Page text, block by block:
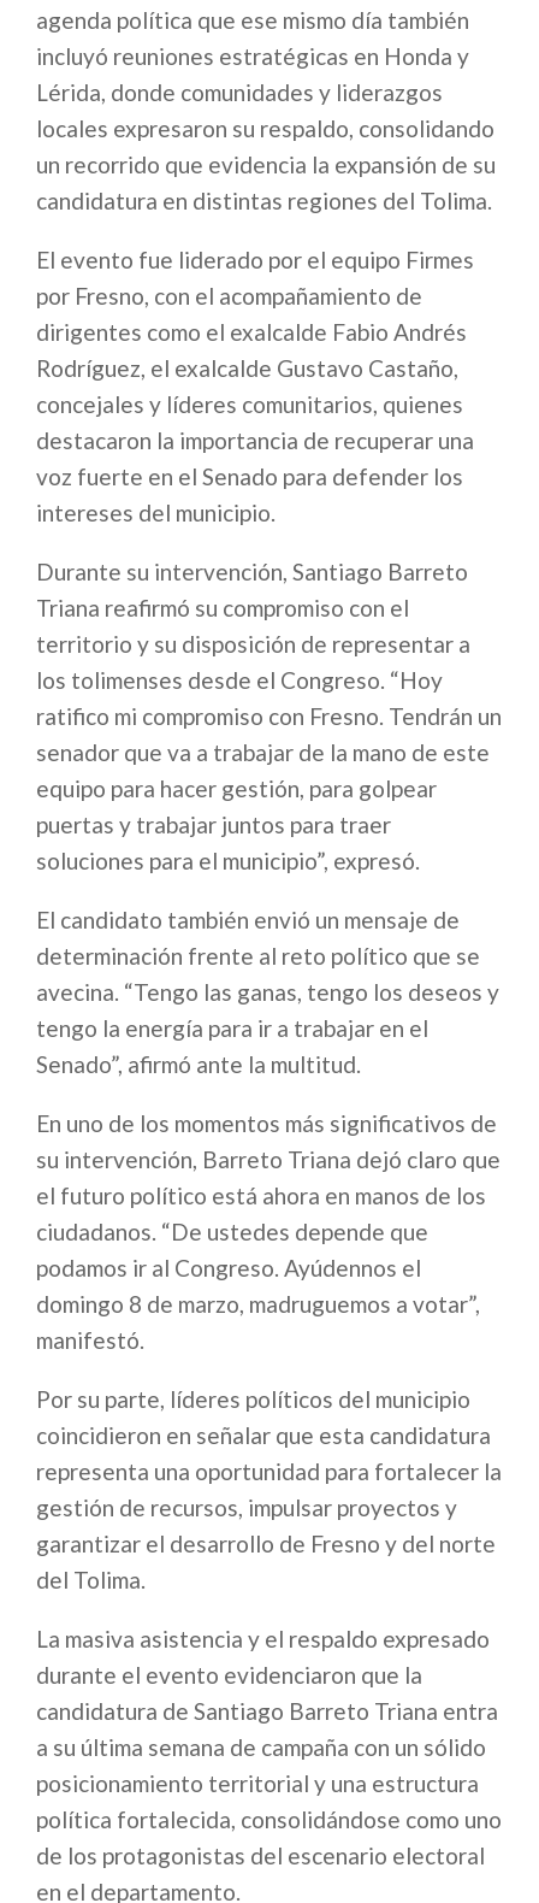
agenda política que ese mismo día también
incluyó reuniones estratégicas en Honda y
Lérida, donde comunidades y liderazgos
locales expresaron su respaldo, consolidando
un recorrido que evidencia la expansión de su
candidatura en distintas regiones del Tolima.
El evento fue liderado por el equipo Firmes
por Fresno, con el acompañamiento de
dirigentes como el exalcalde Fabio Andrés
Rodríguez, el exalcalde Gustavo Castaño,
concejales y líderes comunitarios, quienes
destacaron la importancia de recuperar una
voz fuerte en el Senado para defender los
intereses del municipio.
Durante su intervención, Santiago Barreto
Triana reafirmó su compromiso con el
territorio y su disposición de representar a
los tolimenses desde el Congreso. “Hoy
ratifico mi compromiso con Fresno. Tendrán un
senador que va a trabajar de la mano de este
equipo para hacer gestión, para golpear
puertas y trabajar juntos para traer
soluciones para el municipio”, expresó.
El candidato también envió un mensaje de
determinación frente al reto político que se
avecina. “Tengo las ganas, tengo los deseos y
tengo la energía para ir a trabajar en el
Senado”, afirmó ante la multitud.
En uno de los momentos más significativos de
su intervención, Barreto Triana dejó claro que
el futuro político está ahora en manos de los
ciudadanos. “De ustedes depende que
podamos ir al Congreso. Ayúdennos el
domingo 8 de marzo, madruguemos a votar”,
manifestó.
Por su parte, líderes políticos del municipio
coincidieron en señalar que esta candidatura
representa una oportunidad para fortalecer la
gestión de recursos, impulsar proyectos y
garantizar el desarrollo de Fresno y del norte
del Tolima.
La masiva asistencia y el respaldo expresado
durante el evento evidenciaron que la
candidatura de Santiago Barreto Triana entra
a su última semana de campaña con un sólido
posicionamiento territorial y una estructura
política fortalecida, consolidándose como uno
de los protagonistas del escenario electoral
en el departamento.